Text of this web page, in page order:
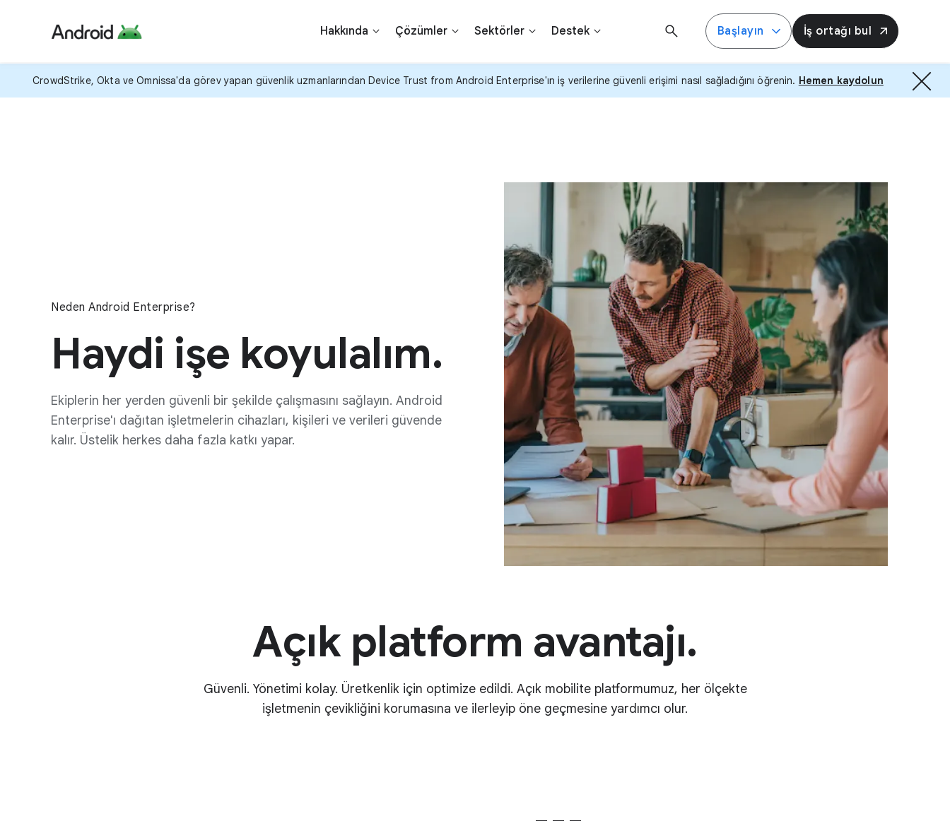
Hakkında Çözümler Sektörler Destek Başlayın İş ortağı bul
CrowdStrike, Okta ve Omnissa'da görev yapan güvenlik uzmanlarından Device Trust from Android Enterprise'ın iş verilerine güvenli erişimi nasıl sağladığını öğrenin. Hemen kaydolun
Neden Android Enterprise?
Haydi işe koyulalım.
Ekiplerin her yerden güvenli bir şekilde çalışmasını sağlayın. Android
Enterprise'ı dağıtan işletmelerin cihazları, kişileri ve verileri güvende
kalır. Üstelik herkes daha fazla katkı yapar.
Açık platform avantajı.
Güvenli. Yönetimi kolay. Üretkenlik için optimize edildi. Açık mobilite platformumuz, her ölçekte
işletmenin çevikliğini korumasına ve ilerleyip öne geçmesine yardımcı olur.